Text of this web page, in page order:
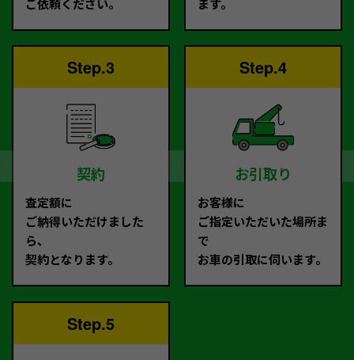
ご依頼ください。
ます。
Step.3
契約
査定額に
ご納得いただけました
ら、
契約となります。
Step.4
お引取り
お客様に
ご指定いただいた場所ま
で
お車の引取に伺います。
Step.5